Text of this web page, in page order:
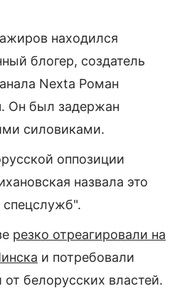
находился
блогер, создатель
Nexta Роман
Он был задержан
силовиками.
оппозиции
назвала это
спецслужб".
резко отреагировали на
и потребовали
от белорусских властей.